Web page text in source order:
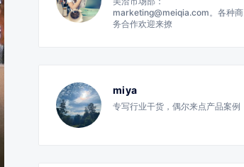
marketing@meiqia.com。各种商
务合作欢迎来撩
miya
专写行业干货，偶尔来点产品案例